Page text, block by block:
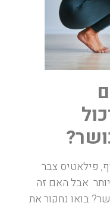
פילאטיס צבר
אבל האם זה
בואו נחקור את